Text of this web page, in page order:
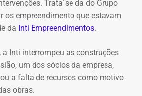
DO RJ2/TV GLOBO
Trata´se da do Grupo
os empreendimento que estavam
da Inti Empreendimentos.
a Inti interrompeu as construções
um dos sócios da empresa,
a falta de recursos como motivo
obras.